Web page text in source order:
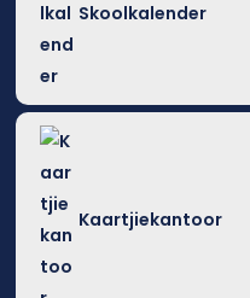
Skoolkalender
Kaartjiekantoor